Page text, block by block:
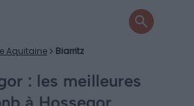
Aquitaine Biarritz
: les meilleures